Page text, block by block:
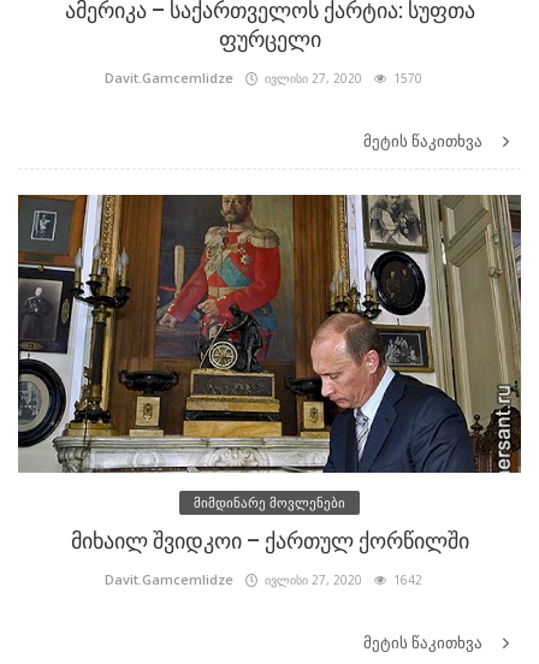
ამერიკა – საქართველოს ქარტია: სუფთა
ფურცელი
Davit.Gamcemlidze ივლისი 27, 2020 1570
მეტის წაკითხვა
მიმდინარე მოვლენები
მიხაილ შვიდკოი – ქართულ ქორწილში
Davit.Gamcemlidze ივლისი 27, 2020 1642
მეტის წაკითხვა